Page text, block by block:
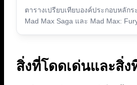
ตารางเปรียบเทียบองค์ประกอบหลักร
Mad Max Saga และ Mad Max:
สิ่งที่โดดเด่นและสิ่